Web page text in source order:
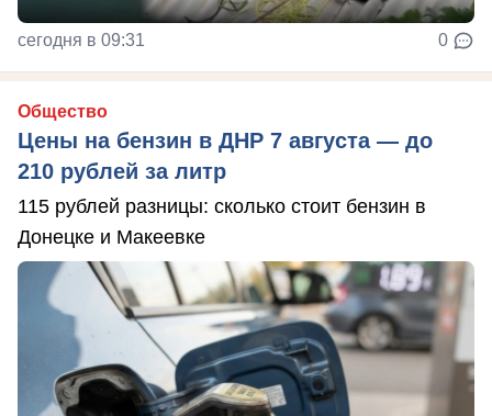
сегодня в 09:31 0
Общество
Цены на бензин в ДНР 7 августа — до
210 рублей за литр
115 рублей разницы: сколько стоит бензин в
Донецке и Макеевке